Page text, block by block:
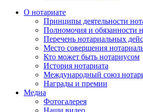
О нотариате
Принципы деятельности
Полномочия и обязанности
Перечень нотариальных
Место совершения
Кто может быть нотариусом
История нотариата
Международный союз
Награды и премии
Медиа
Фотогалерея
Наши видео